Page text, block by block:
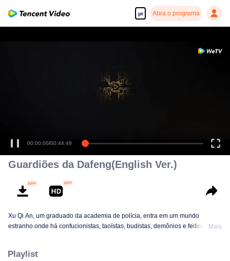
pt Abra o programa
00:00:00/00:44:49
Guardiões da Dafeng(English Ver.)
Xu Qi An, um graduado da academia de polícia, entra em um mundo
estranho onde há confucionistas, taoístas, budistas, demônios e feiticeiros.
organização de guardiões para mudar seu destino e, assim, se torna um
Mais
Playlist